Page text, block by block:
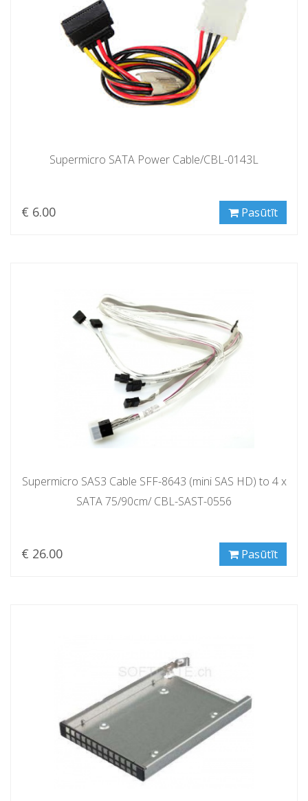
Supermicro SATA Power Cable/CBL-0143L
€ 6.00 Pasūtīt
Supermicro SAS3 Cable SFF-8643 (mini SAS HD) to 4 x
SATA 75/90cm/ CBL-SAST-0556
€ 26.00 Pasūtīt